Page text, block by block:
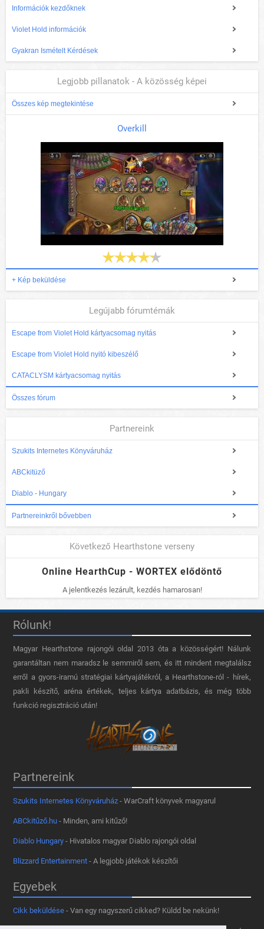
Információk kezdőknek
Violet Hold információk
Gyakran Ismételt Kérdések
Legjobb pillanatok - A közösség képei
Összes kép megtekintése
Overkill
+ Kép beküldése
Legújabb fórumtémák
Escape from Violet Hold kártyacsomag nyitás
Escape from Violet Hold nyitó kibeszélő
CATACLYSM kártyacsomag nyitás
Összes fórum
Partnereink
Szukits Internetes Könyváruház
ABCkitüző
Diablo - Hungary
Partnereinkről bővebben
Következő Hearthstone verseny
Online HearthCup - WORTEX elődöntő
A jelentkezés lezárult, kezdés hamarosan!
Rólunk!
Magyar Hearthstone​ rajongói oldal 2013 óta a közösségért! Nálunk
garantáltan nem maradsz le semmiről sem, és itt mindent megtalálsz
erről a gyors-iramú stratégiai kártyajátékról, a Hearthstone-ról - hírek,
pakli készítő, aréna értékek, teljes kártya adatbázis, és még több
funkció regisztráció után!
Partnereink
Szukits Internetes Könyváruház - WarCraft könyvek magyarul
ABCkitűző.hu - Minden, ami kitűző!
Diablo Hungary - Hivatalos magyar Diablo rajongói oldal
Blizzard Entertainment - A legjobb játékok készítői
Egyebek
Cikk beküldése - Van egy nagyszerű cikked? Küldd be nekünk!